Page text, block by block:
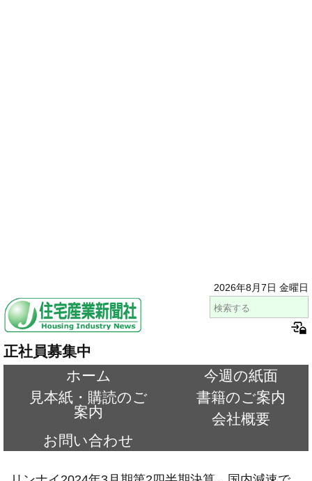
2026年8月7日 金曜日
正社員募集中
ホーム
今週の紙面
見本紙・購読のご
案内
書籍のご案内
会社概要
お問い合わせ